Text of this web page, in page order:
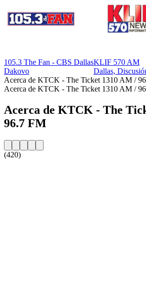
105.3 The Fan - CBS Dallas
Dakovo
KLIF 570 AM
Dallas,
Acerca de KTCK - The Ticket 1310 AM /
Acerca de KTCK - The Ticket 1310 AM /
Acerca de KTCK - The
96.7 FM
(420)